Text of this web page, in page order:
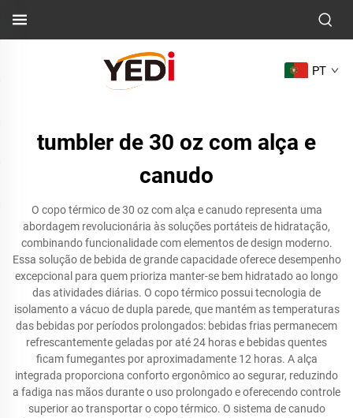
PT
tumbler de 30 oz com alça e
canudo
O copo térmico de 30 oz com alça e canudo representa uma
abordagem revolucionária às soluções portáteis de hidratação,
combinando funcionalidade com elementos de design moderno.
Essa solução de bebida de grande capacidade oferece desempenho
excepcional para quem prioriza manter-se bem hidratado ao longo
das atividades diárias. O copo térmico possui tecnologia de
isolamento a vácuo de dupla parede, que mantém as temperaturas
das bebidas por períodos prolongados: bebidas frias permanecem
refrescantemente geladas por até 24 horas e bebidas quentes
ficam fumegantes por aproximadamente 12 horas. A alça
integrada proporciona conforto ergonômico ao segurar, reduzindo
a fadiga nas mãos durante o uso prolongado e oferecendo controle
superior ao transportar o copo térmico. O sistema de canudo